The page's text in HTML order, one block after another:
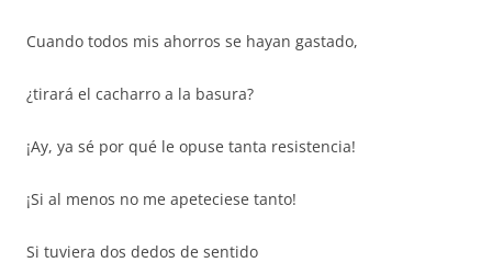
Cuando todos mis ahorros se hayan gastado,
¿tirará el cacharro a la basura?
¡Ay, ya sé por qué le opuse tanta resistencia!
¡Si al menos no me apeteciese tanto!
Si tuviera dos dedos de sentido